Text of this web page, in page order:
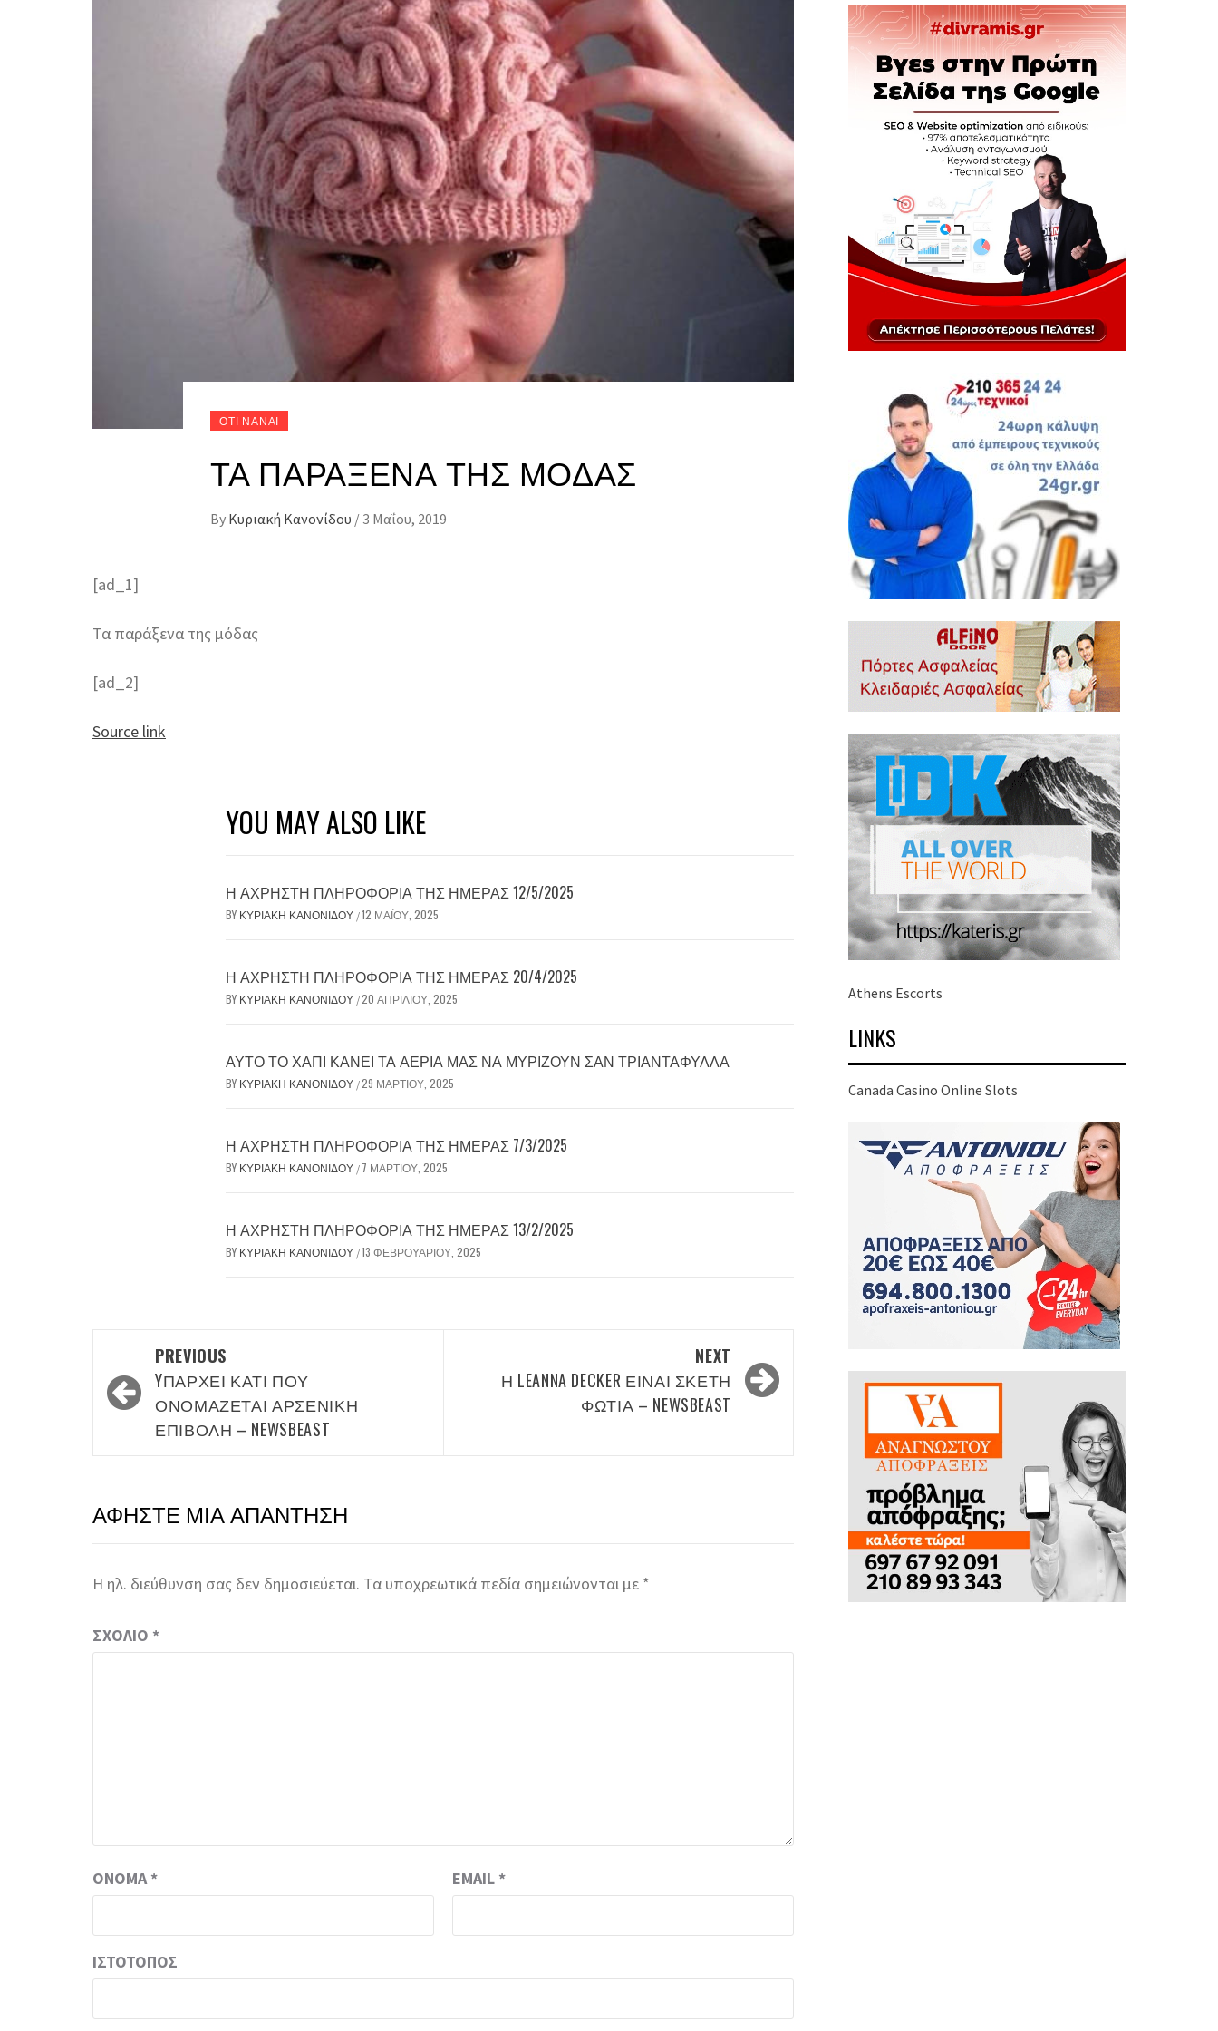
ΟΤΙ ΝΑΝΑΙ
ΤΑ ΠΑΡΆΞΕΝΑ ΤΗΣ ΜΌΔΑΣ
By Κυριακή Κανονίδου / 3 Μαΐου, 2019
[ad_1]
Τα παράξενα της μόδας
[ad_2]
Source link
YOU MAY ALSO LIKE
Η ΆΧΡΗΣΤΗ ΠΛΗΡΟΦΟΡΊΑ ΤΗΣ ΗΜΈΡΑΣ 12/5/2025
BY ΚΥΡΙΑΚΉ ΚΑΝΟΝΊΔΟΥ /12 ΜΑΪ́ΟΥ, 2025
Η ΆΧΡΗΣΤΗ ΠΛΗΡΟΦΟΡΊΑ ΤΗΣ ΗΜΈΡΑΣ 20/4/2025
BY ΚΥΡΙΑΚΉ ΚΑΝΟΝΊΔΟΥ /20 ΑΠΡΙΛΊΟΥ, 2025
ΑΥΤΌ ΤΟ ΧΆΠΙ ΚΆΝΕΙ ΤΑ ΑΈΡΙΆ ΜΑΣ ΝΑ ΜΥΡΊΖΟΥΝ ΣΑΝ ΤΡΙΑΝΤΆΦΥΛΛΑ
BY ΚΥΡΙΑΚΉ ΚΑΝΟΝΊΔΟΥ /29 ΜΑΡΤΊΟΥ, 2025
Η ΆΧΡΗΣΤΗ ΠΛΗΡΟΦΟΡΊΑ ΤΗΣ ΗΜΈΡΑΣ 7/3/2025
BY ΚΥΡΙΑΚΉ ΚΑΝΟΝΊΔΟΥ / 7 ΜΑΡΤΊΟΥ, 2025
Η ΆΧΡΗΣΤΗ ΠΛΗΡΟΦΟΡΊΑ ΤΗΣ ΗΜΈΡΑΣ 13/2/2025
BY ΚΥΡΙΑΚΉ ΚΑΝΟΝΊΔΟΥ /13 ΦΕΒΡΟΥΑΡΊΟΥ, 2025
navigation
PREVIOUS
YΠΆΡΧΕΙ ΚΆΤΙ ΠΟΥ
ΟΝΟΜΆΖΕΤΑΙ ΑΡΣΕΝΙΚΉ
ΕΠΙΒΟΛΉ – NEWSBEAST
NEXT
Η LEANNA DECKER ΕΊΝΑΙ ΣΚΈΤΗ
ΦΩΤΙΆ – NEWSBEAST
ΑΦΉΣΤΕ ΜΙΑ ΑΠΆΝΤΗΣΗ
Η ηλ. διεύθυνση σας δεν δημοσιεύεται. Τα υποχρεωτικά πεδία σημειώνονται με *
ΣΧΌΛΙΟ *
ΌΝΟΜΑ* EMAIL *
ΙΣΤΌΤΟΠΟΣ
Athens Escorts
LINKS
Canada Casino Online Slots